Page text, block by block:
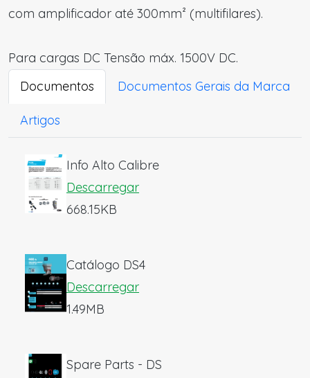
com amplificador até 300mm² (multifilares).
Para cargas DC Tensão máx. 1500V DC.
Documentos
Documentos Gerais da Marca
Artigos
Info Alto Calibre
Descarregar
668.15KB
Catálogo DS4
Descarregar
1.49MB
Spare Parts - DS